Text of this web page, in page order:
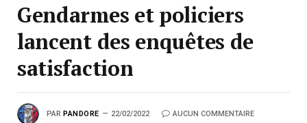
Gendarmes et policiers
lancent des enquêtes de
satisfaction
PAR PANDORE 22/02/2022 AUCUN COMMENTAIRE